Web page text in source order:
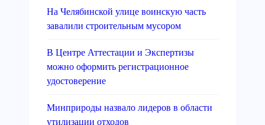
На Челябинской улице воинскую часть
завалили строительным мусором
В Центре Аттестации и Экспертизы
можно оформить регистрационное
удостоверение
Минприроды назвало лидеров в области
утилизации отходов